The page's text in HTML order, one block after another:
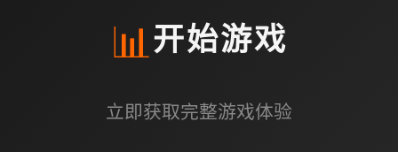
📊 开始游戏
立即获取完整游戏体验